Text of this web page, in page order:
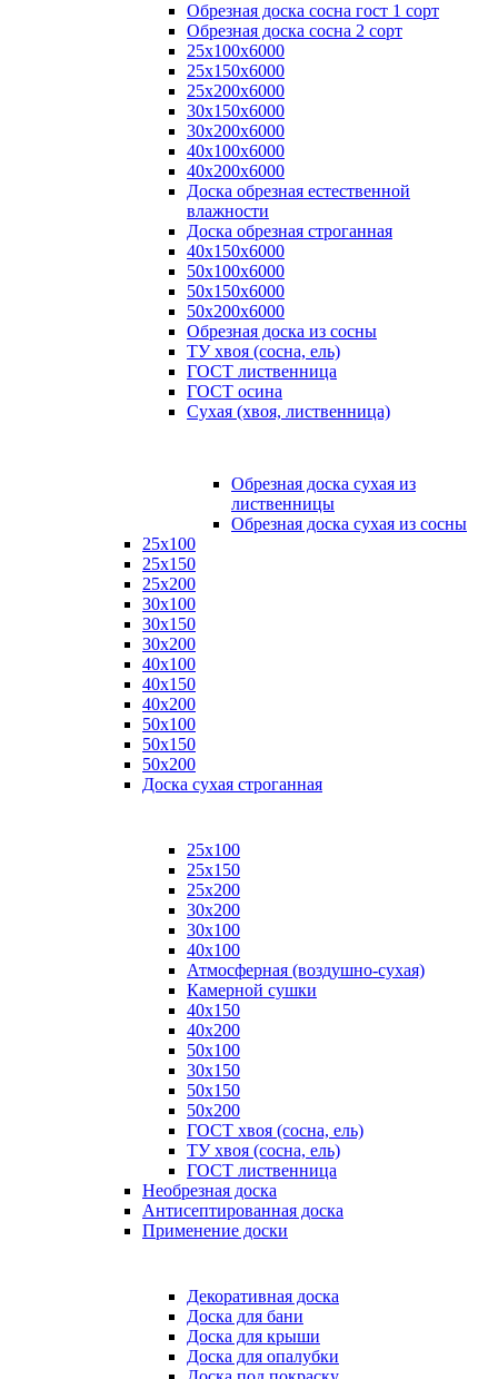
Обрезная доска сосна гост 1 сорт
Обрезная доска сосна 2 сорт
25х100х6000
25х150х6000
25х200х6000
30х150х6000
30х200х6000
40х100х6000
40х200х6000
Доска обрезная естественной
влажности
Доска обрезная строганная
40х150х6000
50х100х6000
50х150х6000
50х200х6000
Обрезная доска из сосны
ТУ хвоя (сосна, ель)
ГОСТ лиственница
ГОСТ осина
Сухая (хвоя, лиственница)
Обрезная доска сухая из
лиственницы
Обрезная доска сухая из сосны
25х100
25х150
25х200
30х100
30х150
30х200
40х100
40х150
40х200
50х100
50х150
50х200
Доска сухая строганная
25х100
25х150
25х200
30х200
30х100
40х100
Атмосферная (воздушно-сухая)
Камерной сушки
40х150
40х200
50х100
30х150
50х150
50х200
ГОСТ хвоя (сосна, ель)
ТУ хвоя (сосна, ель)
ГОСТ лиственница
Необрезная доска
Антисептированная доска
Применение доски
Декоративная доска
Доска для бани
Доска для крыши
Доска для опалубки